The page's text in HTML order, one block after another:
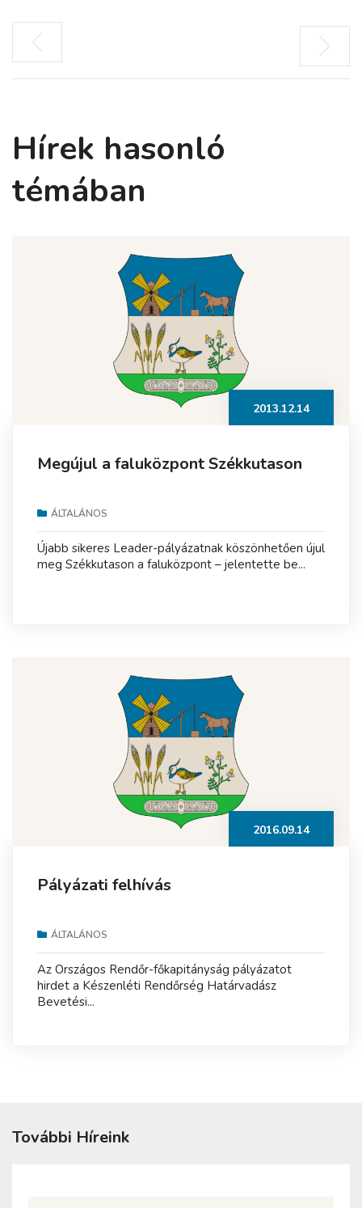
Hírek hasonló
témában
2013.12.14
Megújul a faluközpont Székkutason
ÁLTALÁNOS
Újabb sikeres Leader-pályázatnak köszönhetően újul
meg Székkutason a faluközpont – jelentette be...
2016.09.14
Pályázati felhívás
ÁLTALÁNOS
Az Országos Rendőr-főkapitányság pályázatot
hirdet a Készenléti Rendőrség Határvadász
Bevetési...
További Híreink